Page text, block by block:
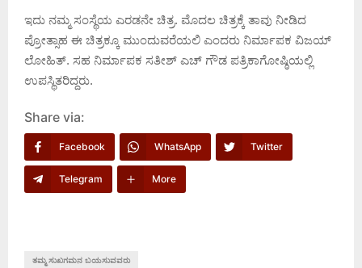
ಇದು ನಮ್ಮ ಸಂಸ್ಥೆಯ ಎರಡನೇ ಚಿತ್ರ. ಮೊದಲ ಚಿತ್ರಕ್ಕೆ ತಾವು ನೀಡಿದ
ಪ್ರೋತ್ಸಾಹ ಈ ಚಿತ್ರಕ್ಕೂ ಮುಂದುವರೆಯಲಿ ಎಂದರು ನಿರ್ಮಾಪಕ ವಿಜಯ್
ಲೋಹಿತ್. ಸಹ ನಿರ್ಮಾಪಕ ಸತೀಶ್ ಎಚ್ ಗೌಡ ಪತ್ರಿಕಾಗೋಷ್ಠಿಯಲ್ಲಿ
ಉಪಸ್ಥಿತರಿದ್ದರು.
Share via:
Facebook WhatsApp Twitter
Telegram More
ತಮ್ಮ ಸುಖಗಮನ ಬಯಸುವವರು